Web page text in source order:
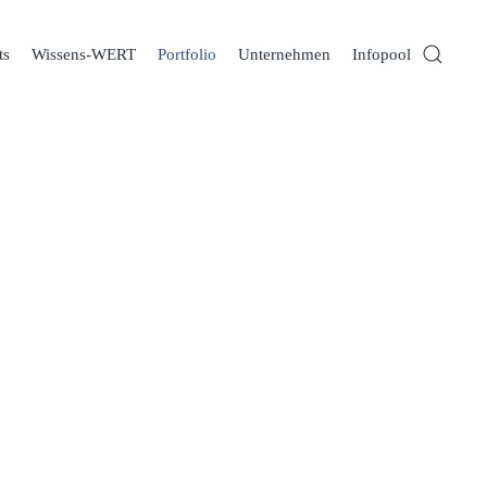
Wissens-WERT Portfolio Unternehmen Infopool